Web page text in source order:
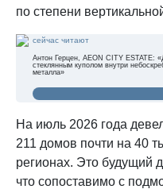
по степени
сейчас читают
Антон Герцен, AEON CITY ESTATE:
стеклянным куполом внутри
металла»
На июль 2026 года
211 домов почти на 40
регионах. Это будущий
что сопоставимо с